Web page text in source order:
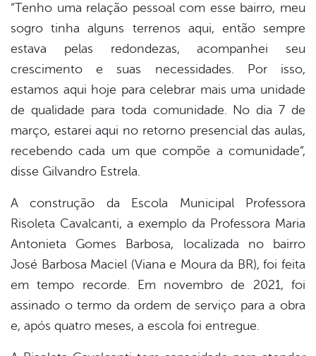
“Tenho uma relação pessoal com esse bairro, meu
sogro tinha alguns terrenos aqui, então sempre
estava pelas redondezas, acompanhei seu
crescimento e suas necessidades. Por isso,
estamos aqui hoje para celebrar mais uma unidade
de qualidade para toda comunidade. No dia 7 de
março, estarei aqui no retorno presencial das aulas,
recebendo cada um que compõe a comunidade”,
disse Gilvandro Estrela.
A construção da Escola Municipal Professora
Risoleta Cavalcanti, a exemplo da Professora Maria
Antonieta Gomes Barbosa, localizada no bairro
José Barbosa Maciel (Viana e Moura da BR), foi feita
em tempo recorde. Em novembro de 2021, foi
assinado o termo da ordem de serviço para a obra
e, após quatro meses, a escola foi entregue.